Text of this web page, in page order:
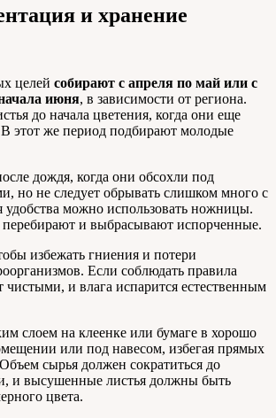
и хранение
целей собирают с апреля по май или с
июня, в зависимости от региона.
до начала цветения, когда они еще
этот же период подбирают молодые
дождя, когда они обсохли под
но не следует обрывать слишком много с
удобства можно использовать ножницы.
и выбрасывают испорченные.
избежать гниения и потери
Если соблюдать правила
чистыми, и влага испарится естественным
слоем на клеенке или бумаге в хорошо
или под навесом, избегая прямых
сырья должен сократиться до
и высушенные листья должны быть
цвета.